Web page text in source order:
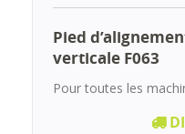
Pied
verticale F063
Pour toutes les